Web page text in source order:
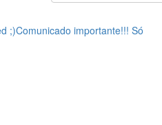
;)Comunicado importante!!! Só